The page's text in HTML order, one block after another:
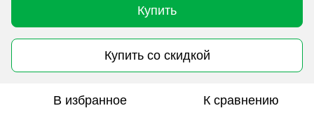
Купить
Купить со скидкой
В избранное К сравнению